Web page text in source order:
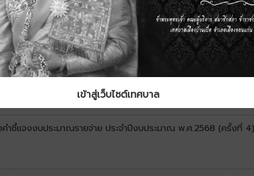
ำชี้แจงงบประมาณรายจ่าย ประจำปี พ.ศ.2568 (ครั้งที่ 6)
คำชี้แจงงบประมาณรายจ่าย ประจำปีงบประมาณ พ.ศ.2568 (ครั้งที่ 5)
คำชี้แจงงบประมาณรายจ่าย ประจำปีงบประมาณ พ.ศ.2568 (ครั้งที่ 4)
เข้าสู่เว็บไซต์เทศบาล